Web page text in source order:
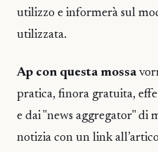
utilizzo e informerà sul
utilizzata.
Ap con questa mossa
pratica, finora gratuita,
e dai "news aggregator" di
notizia con un link